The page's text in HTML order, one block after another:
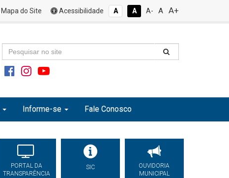
Mapa do Site Acessibilidade A A A- A A+
Informe-se Fale Conosco
PORTAL DA
TRANSPARÊNCIA
SIC
OUVIDORIA
MUNICIPAL